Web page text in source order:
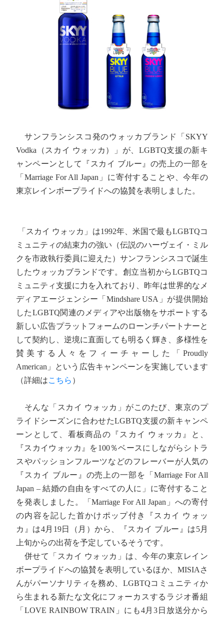
サンフランシスコ発のウォッカブランド「SKYY
Vodka（スカイ ウォッカ）」が、LGBTQ支援の新キ
ャンペーンとして『スカイ ブルー』の売上の一部を
「Marriage For All Japan」に寄付することや、今年の
東京レインボープライドへの協賛を表明しました。
「スカイ ウォッカ」は1992年、米国で最もLGBTQコ
ミュニティの結束力の強い（伝説のハーヴェイ・ミル
クを市政執行委員に迎えた）サンフランシスコで誕生
したウォッカブランドです。創立当初からLGBTQコ
ミュニティ支援に力を入れており、昨年は世界的なメ
ディアエージェンシー「Mindshare USA」が提供開始
したLGBTQ関連のメディアや出版物をサポートする
新しい広告プラットフォームのローンチパートナーと
して契約し、逆境に直面しても明るく輝き、多様性を
賛美する人々をフィーチャーした「Proudly
American」という広告キャンペーンを実施しています
（詳細はこちら ）
そんな「スカイ ウォッカ」がこのたび、東京のプ
ライドシーズンに合わせたLGBTQ支援の新キャンペ
ーンとして、看板商品の『スカイ ウォッカ』と、
『スカイウォッカ』を100％ベースにしながらシトラ
スやパッションフルーツなどのフレーバーが人気の
『スカイ ブルー』の売上の一部を「Marriage For All
Japan – 結婚の自由をすべての人に」に寄付すること
を発表しました。「Marriage For All Japan」への寄付
の内容を記した首かけポップ付き『スカイ ウォッ
カ』は4月19日（月）から、『スカイ ブルー』は5月
上旬からの出荷を予定しているそうです。
併せて「スカイ ウォッカ」は、今年の東京レイン
ボープライドへの協賛を表明しているほか、MISIAさ
んがパーソナリティを務め、LGBTQコミュニティか
ら生まれる新たな文化にフォーカスするラジオ番組
「LOVE RAINBOW TRAIN」にも4月3日放送分から